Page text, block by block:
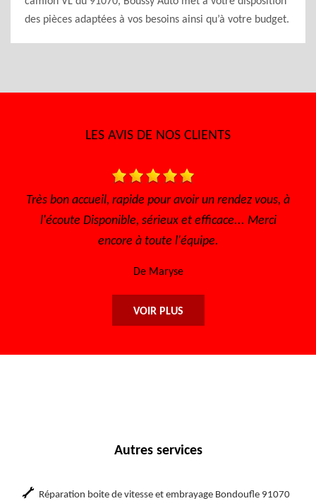
des pièces adaptées à vos besoins ainsi qu’à votre budget.
LES AVIS DE NOS CLIENTS
un rendez vous, à
et efficace... Merci
Très bon accueil Des gens
sympathique Très bon
VOIR PLUS
Autres services
Réparation boite de vitesse et embrayage Bondoufle 91070